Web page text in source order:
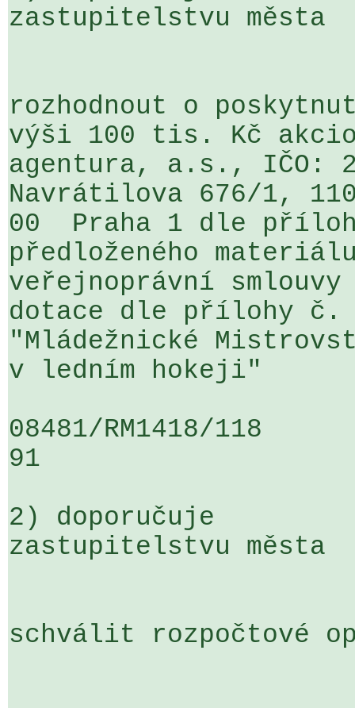
zastupitelstvu města
rozhodnout o
výši 100 tis. Kč
agentura, a.s., IČO:
Navrátilova 676/1,
00  Praha 1 dle
předloženého
veřejnoprávní
dotace dle přílohy č.
"Mládežnické
v ledním hokeji"
08481/RM1418/
91
2) doporučuje
zastupitelstvu města
schválit rozpočtové